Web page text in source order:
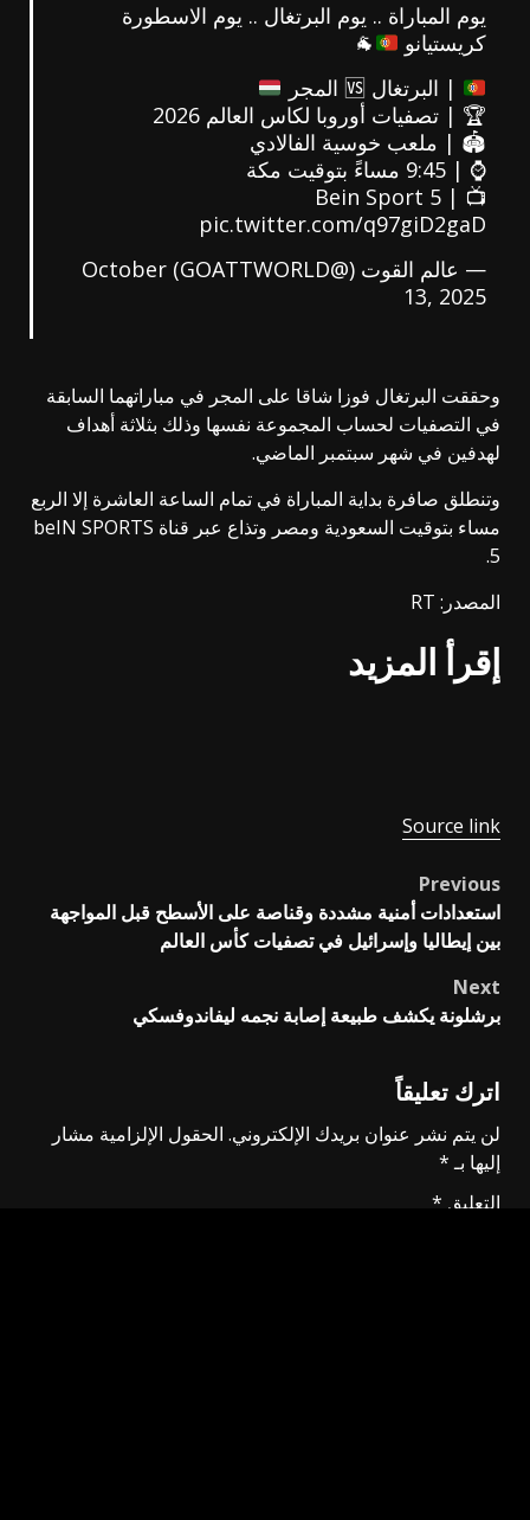
يوم المباراة .. يوم البرتغال .. يوم الاسطورة
كريستيانو
🐐
| البرتغال 🆚 المجر
🏆 | تصفيات أوروبا لكاس العالم 2026
🏟️ | ملعب خوسية الفالادي
⌚ | 9:45 مساءً بتوقيت مكة
📺 | Bein Sport 5
pic.twitter.com/q97giD2gaD
— عالم القوت (@GOATTWORLD)
October
13, 2025
وحققت البرتغال فوزا شاقا على المجر في مباراتهما السابقة
في التصفيات لحساب المجموعة نفسها وذلك بثلاثة أهداف
لهدفين في شهر سبتمبر الماضي.
وتنطلق صافرة بداية المباراة في تمام الساعة العاشرة إلا الربع
مساء بتوقيت السعودية ومصر وتذاع عبر قناة beIN SPORTS
5.
المصدر: RT
إقرأ المزيد
Source link
Post
navigation
Previous
استعدادات أمنية مشددة وقناصة على الأسطح قبل المواجهة
بين إيطاليا وإسرائيل في تصفيات كأس العالم
Next
برشلونة يكشف طبيعة إصابة نجمه ليفاندوفسكي
اترك تعليقاً
لن يتم نشر عنوان بريدك الإلكتروني. الحقول الإلزامية مشار
إليها بـ*
التعليق *